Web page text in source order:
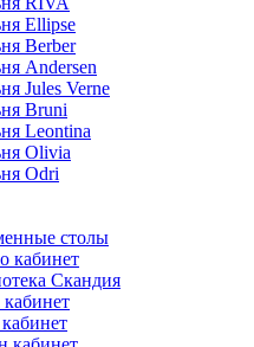
Ellipse
Berber
Andersen
Jules Verne
Bruni
Leontina
Olivia
Odri
столы
кабинет
Скандия